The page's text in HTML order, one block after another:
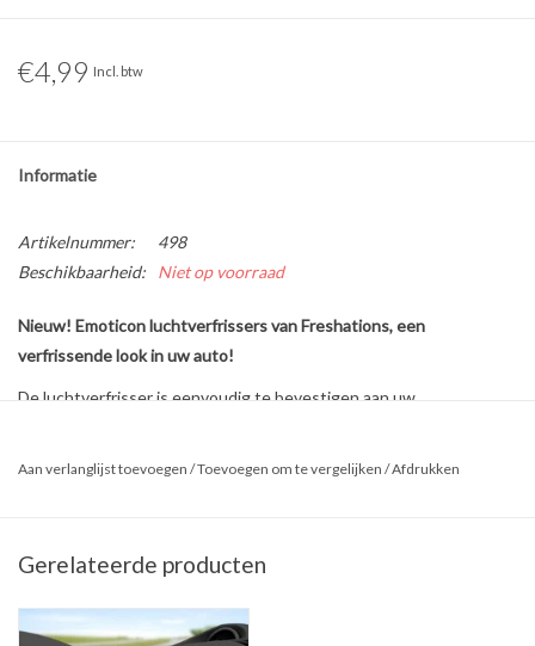
€4,99 Incl. btw
Informatie
Artikelnummer:
498
Beschikbaarheid:
Niet op voorraad
Nieuw! Emoticon luchtverfrissers van Freshations, een
verfrissende look in uw auto!
De luchtverfrisser is eenvoudig te bevestigen aan uw
Emoticon "Wink"
->Rose
Emoticon "Sunglasses"
->New Car
Aan verlanglijst toevoegen /Toevoegen om te vergelijken /Afdrukken
Gerelateerde producten